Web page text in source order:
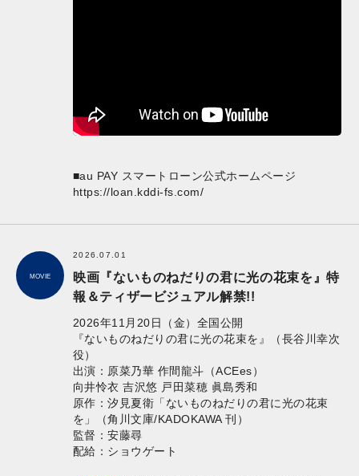
■au PAY スマートローン公式ホームページ
https://loan.kddi-fs.com/
MOVIE
2026.07.01
映画『ないものねだりの君に光の花束を』特
報＆ティザービジュアル解禁!!
2026年11月20日（金）全国公開
『ないものねだりの君に光の花束を』（長谷川幸次
役）
出演：原菜乃華 作間龍斗（ACEes）
向井怜衣 吉沢悠 戸田菜穂 眞島秀和
原作：汐見夏衛「ないものねだりの君に光の花束
を」（角川文庫/KADOKAWA 刊）
監督：安藤尋
配給：ショウゲート